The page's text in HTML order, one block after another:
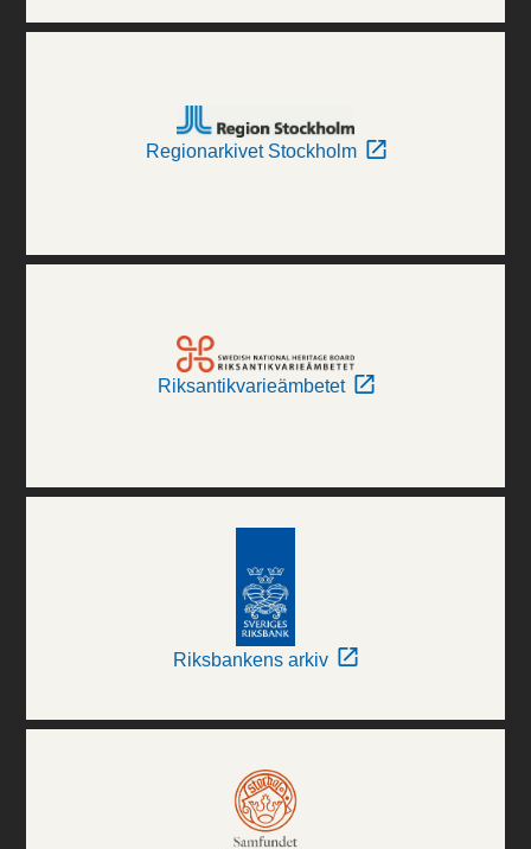
Regionarkivet Stockholm
Riksantikvarieämbetet
Riksbankens arkiv